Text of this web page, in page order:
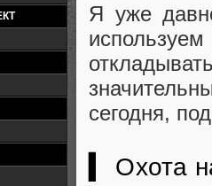
Я уже
сегодня,
▍ Охота